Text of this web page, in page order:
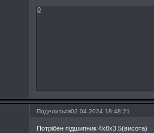
0
Поделиться02.04.2024 18:48:21
Потрібен підшипник 4х8х3.5(висота)